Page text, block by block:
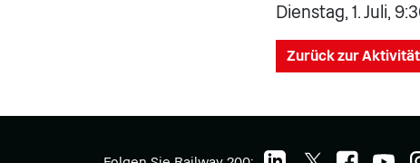
Dienstag, 1. Juli,
Zurück zur